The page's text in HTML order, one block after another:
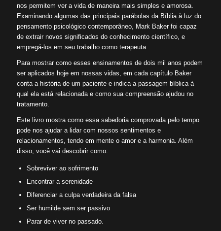
nos permitem ver a vida de maneira mais simples e amorosa.
Examinando algumas das principais parábolas da Bíblia à luz do
pensamento psicológico contemporâneo, Mark Baker foi capaz
de extrair novos significados do conhecimento científico, e
empregá-los em seu trabalho como terapeuta.
Para mostrar como esses ensinamentos de dois mil anos podem
ser aplicados hoje em nossas vidas, em cada capítulo Baker
conta a história de um paciente e indica a passagem bíblica à
qual ela está relacionada e como sua compreensão ajudou no
tratamento.
Este livro mostra como essa sabedoria comprovada pelo tempo
pode nos ajudar a lidar com nossos sentimentos e
relacionamentos, tendo em mente o amor e a harmonia. Além
disso, você vai descobrir como:
Sobreviver ao sofrimento
Encontrar a serenidade
Diferenciar a culpa verdadeira da falsa
Ser humilde sem ser passivo
Parar de viver no passado.